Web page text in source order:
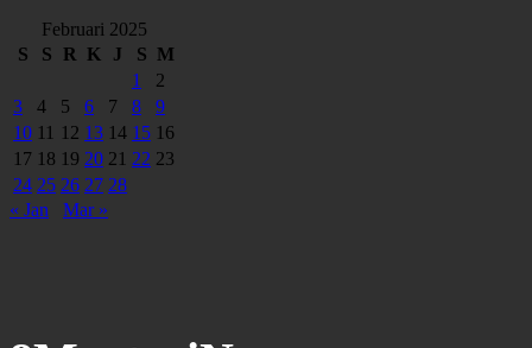
Februari 2025
S
S R K J S M
1
2
3
4 5 6 7 8
9
10 11 12 13 14 15 16
17 18 19 20 21 22 23
24 25 26 27 28
« Jan
Mar »